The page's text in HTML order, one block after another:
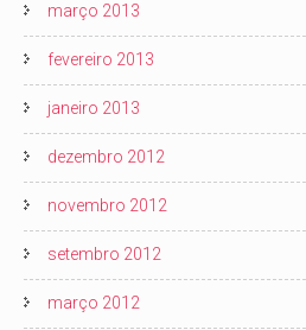
março 2013
fevereiro 2013
janeiro 2013
dezembro 2012
novembro 2012
setembro 2012
março 2012